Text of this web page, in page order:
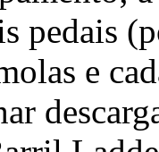
pedais
e